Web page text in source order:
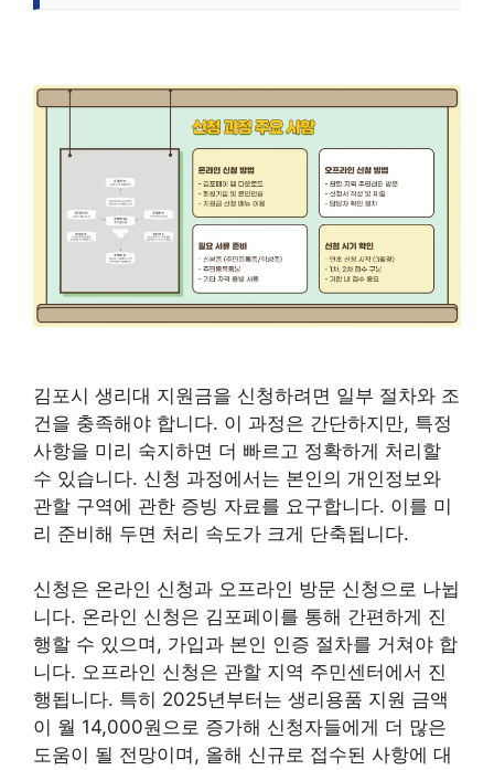
김포시 생리대 지원금을 신청하려면 일부 절차와 조
건을 충족해야 합니다. 이 과정은 간단하지만, 특정
사항을 미리 숙지하면 더 빠르고 정확하게 처리할
수 있습니다. 신청 과정에서는 본인의 개인정보와
관할 구역에 관한 증빙 자료를 요구합니다. 이를 미
리 준비해 두면 처리 속도가 크게 단축됩니다.
신청은 온라인 신청과 오프라인 방문 신청으로 나뉩
니다. 온라인 신청은 김포페이를 통해 간편하게 진
행할 수 있으며, 가입과 본인 인증 절차를 거쳐야 합
니다. 오프라인 신청은 관할 지역 주민센터에서 진
행됩니다. 특히 2025년부터는 생리용품 지원 금액
이 월 14,000원으로 증가해 신청자들에게 더 많은
도움이 될 전망이며, 올해 신규로 접수된 사항에 대